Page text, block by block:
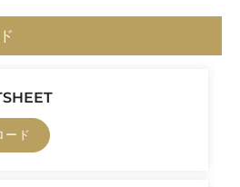
ード